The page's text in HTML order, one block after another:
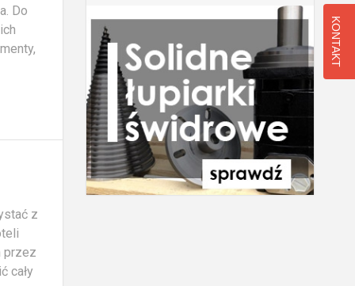
Do
z
przez
cały
KONTAKT